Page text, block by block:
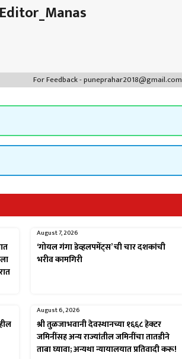
Editor_Manas
For Feedback - puneprahar2018@gmail.com
August 7, 2026
‘गोयल गंगा डेव्हलपमेंट्स’ ची चार दशकांची
भरीव कामगिरी
August 6, 2026
श्री तुळजाभवानी देवस्थानच्या १६६८ हेक्टर
जमिनींसह अन्य राज्यांतील जमिनींचा तातडीने
ताबा घ्यावा; अन्यथा न्यायालयात प्रतिवादी करू!